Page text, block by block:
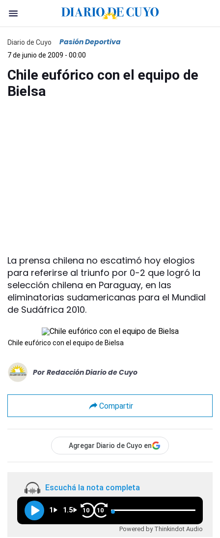
Diario de Cuyo Pasión Deportiva
7 de junio de 2009 - 00:00
Chile eufórico con el equipo de
Bielsa
La prensa chilena no escatimó hoy elogios
para referirse al triunfo por 0-2 que logró la
selección chilena en Paraguay, en las
eliminatorias sudamericanas para el Mundial
de Sudáfrica 2010.
Chile eufórico con el equipo de Bielsa
Por Redacción Diario de Cuyo
Compartir
Agregar Diario de Cuyo en
Escuchá la nota completa
1 1.5 10 10
Powered by Thinkindot Audio